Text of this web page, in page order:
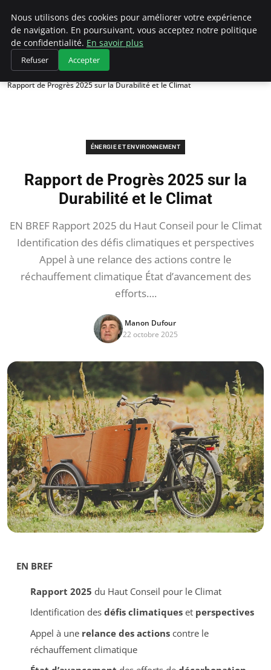
Climategatecountryclub.com
Accueil
Énergie et environnement
Rapport de Progrès 2025 sur la Durabilité et le Climat
ÉNERGIE ET ENVIRONNEMENT
Rapport de Progrès 2025 sur la
Durabilité et le Climat
EN BREF Rapport 2025 du Haut Conseil pour le Climat
Identification des défis climatiques et perspectives
Appel à une relance des actions contre le
réchauffement climatique État d’avancement des
efforts….
Manon Dufour
22 octobre 2025
EN BREF
Rapport 2025 du Haut Conseil pour le Climat
Identification des défis climatiqueset perspectives
Appel à une relance des actionscontre le
réchauffement climatique
Nous utilisons des cookies pour améliorer votre expérience
de navigation. En poursuivant, vous acceptez notre politique
de confidentialité. En savoir plus
Refuser Accepter